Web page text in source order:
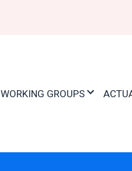
WORKING GROUPS